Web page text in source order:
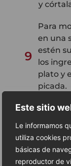
Este sitio
Le informamos
utiliza cookies
básicas de
reproductor de
y
9
Para
en una
estén
los
plato y
picada.
10
el